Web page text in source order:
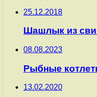
25.12.2018
Шашлык из
08.08.2023
Рыбные
13.02.2020